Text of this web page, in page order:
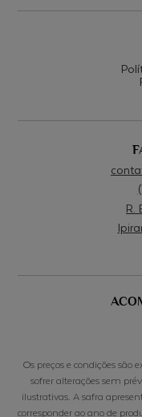
Características:
perfeito
Características:
doce. Aromas de
acidez,
Características:
de seco a doce.
R.
Os preços e condições são
sofrer alterações sem
ilustrativas. A safra
corresponder ao ano de